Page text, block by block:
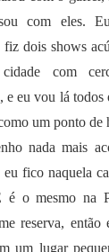
com eles.
dois shows
cidade com
e eu vou lá todos
um ponto de
nada mais
fico naquela
o mesmo na
reserva, então
um lugar